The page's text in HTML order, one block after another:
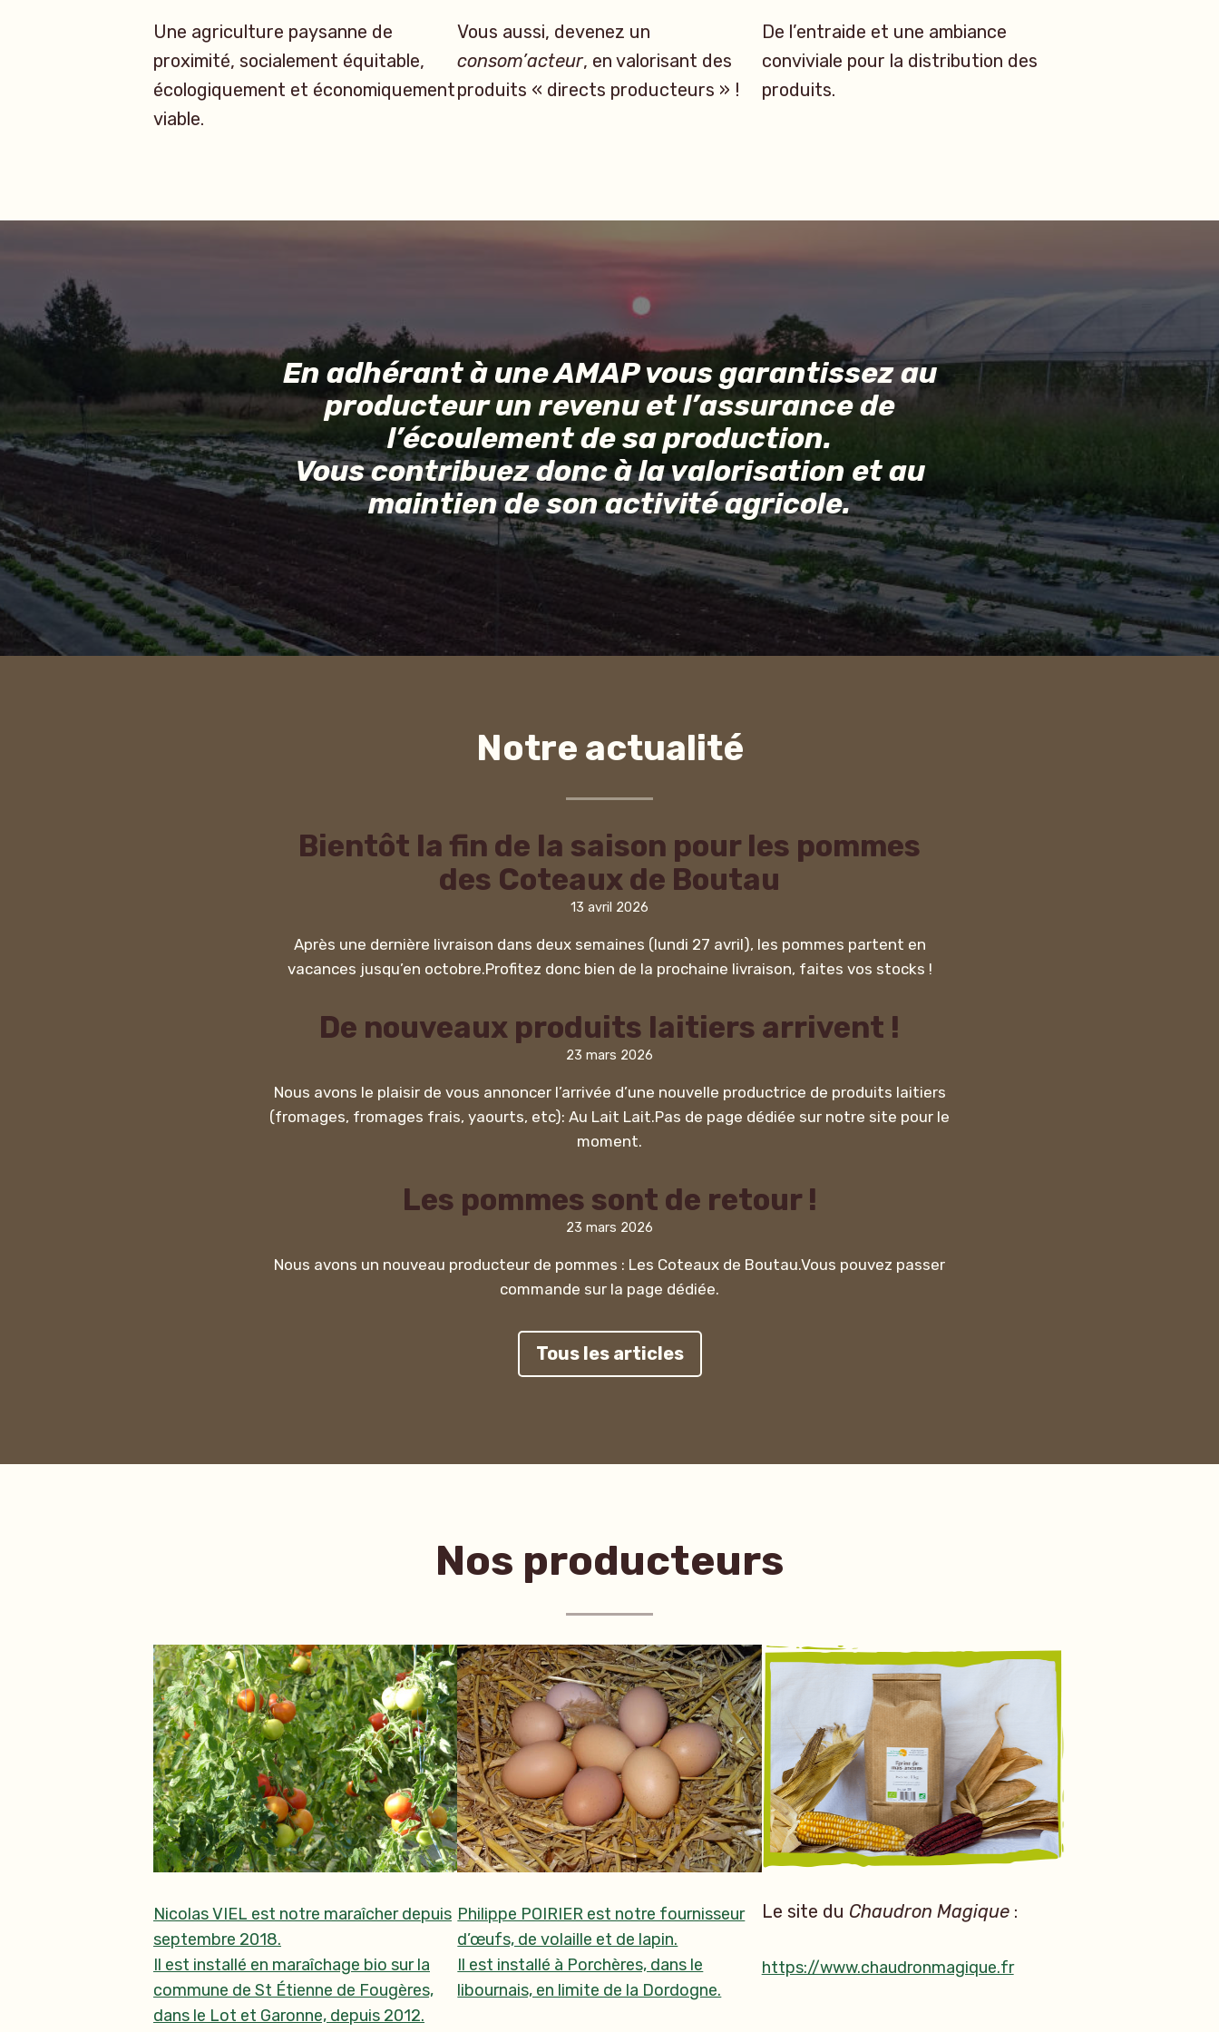
Une agriculture paysanne de
proximité, socialement équitable,
écologiquement et économiquement
viable.
Vous aussi, devenez un
consom’acteur, en valorisant des
produits « directs producteurs » !
De l’entraide et une ambiance
conviviale pour la distribution des
produits.
En adhérant à une AMAP vous garantissez au
producteur un revenu et l’assurance de
l’écoulement de sa production.
Vous contribuez donc à la valorisation et au
maintien de son activité agricole.
Notre actualité
Bientôt la fin de la saison pour les pommes
des Coteaux de Boutau
13 avril 2026
Après une dernière livraison dans deux semaines (lundi 27 avril), les pommes partent en
vacances jusqu’en octobre.Profitez donc bien de la prochaine livraison, faites vos stocks !
De nouveaux produits laitiers arrivent !
23 mars 2026
Nous avons le plaisir de vous annoncer l’arrivée d’une nouvelle productrice de produits laitiers
(fromages, fromages frais, yaourts, etc): Au Lait Lait.Pas de page dédiée sur notre site pour le
moment.
Les pommes sont de retour !
23 mars 2026
Nous avons un nouveau producteur de pommes : Les Coteaux de Boutau.Vous pouvez passer
commande sur la page dédiée.
Tous les articles
Nos producteurs
Nicolas VIEL est notre maraîcher depuis
septembre 2018.
Il est installé en maraîchage bio sur la
commune de St Étienne de Fougères,
dans le Lot et Garonne, depuis 2012.
Philippe POIRIER est notre fournisseur
d’œufs, de volaille et de lapin.
Il est installé à Porchères, dans le
libournais, en limite de la Dordogne.
Le site du Chaudron Magique:
https://www.chaudronmagique.fr